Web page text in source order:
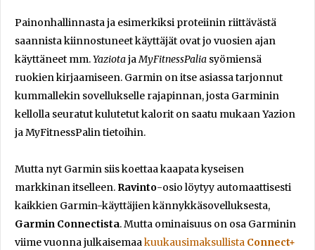
Painonhallinnasta ja esimerkiksi proteiinin riittävästä
saannista kiinnostuneet käyttäjät ovat jo vuosien ajan
käyttäneet mm.YaziotajaMyFitnessPalia syömiensä
ruokien kirjaamiseen. Garmin on itse asiassa tarjonnut
kummallekin sovellukselle rajapinnan, josta Garminin
kellolla seuratut kulutetut kalorit on saatu mukaan Yazion
ja MyFitnessPalin tietoihin.
Mutta nyt Garmin siis koettaa kaapata kyseisen
markkinan itselleen. Ravinto-osio löytyy automaattisesti
kaikkien Garmin-käyttäjien kännykkäsovelluksesta,
Garmin Connectista. Mutta ominaisuus on osa Garminin
viime vuonna julkaisemaakuukausimaksullista Connect+